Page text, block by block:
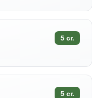
5 cr.
5 cr.